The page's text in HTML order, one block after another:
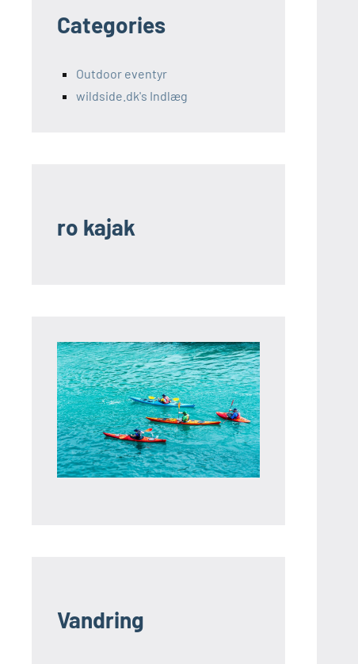
Categories
Outdoor eventyr
wildside.dk's Indlæg
ro kajak
Vandring